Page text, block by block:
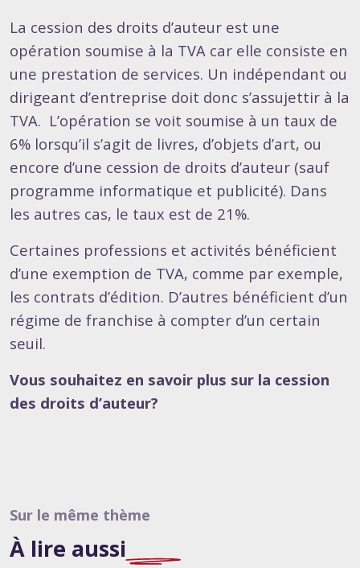
La cession des droits d’auteur est une
opération soumise à la TVA car elle consiste en
une prestation de services. Un indépendant ou
dirigeant d’entreprise doit donc s’assujettir à la
TVA. L’opération se voit soumise à un taux de
6% lorsqu’il s’agit de livres, d’objets d’art, ou
encore d’une cession de droits d’auteur (sauf
programme informatique et publicité). Dans
les autres cas, le taux est de 21%.
Certaines professions et activités bénéficient
d’une exemption de TVA, comme par exemple,
les contrats d’édition. D’autres bénéficient d’un
régime de franchise à compter d’un certain
seuil.
Vous souhaitez en savoir plus sur la cession
des droits d’auteur?
Sur le même thème
À lire aussi